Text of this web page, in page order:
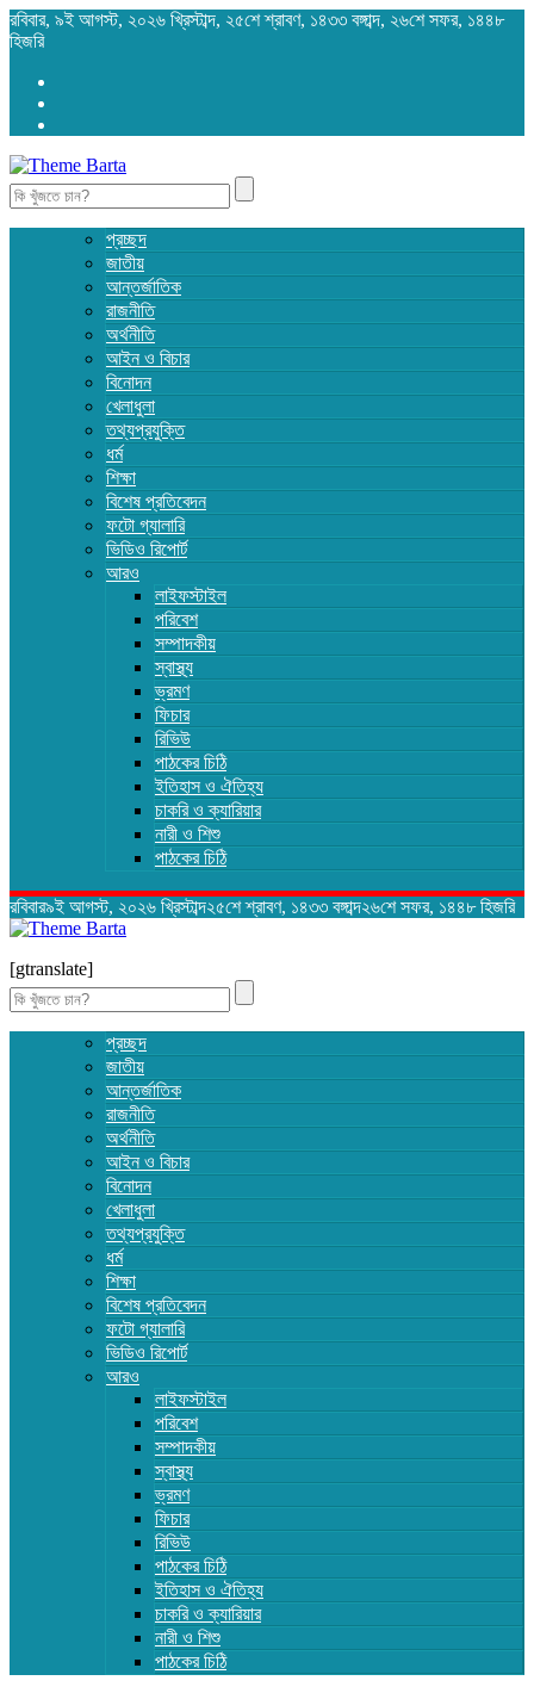
রবিবার, ৯ই আগস্ট, ২০২৬ খ্রিস্টাব্দ, ২৫শে শ্রাবণ, ১৪৩৩ বঙ্গাব্দ, ২৬শে সফর, ১৪৪৮
হিজরি
Search
for:
প্রচ্ছদ
জাতীয়
আন্তর্জাতিক
রাজনীতি
অর্থনীতি
আইন ও বিচার
বিনোদন
খেলাধুলা
তথ্যপ্রযুক্তি
ধর্ম
শিক্ষা
বিশেষ প্রতিবেদন
ফটো গ্যালারি
ভিডিও রিপোর্ট
আরও
লাইফস্টাইল
পরিবেশ
সম্পাদকীয়
স্বাস্থ্য
ভ্রমণ
ফিচার
রিভিউ
পাঠকের চিঠি
ইতিহাস ও ঐতিহ্য
চাকরি ও ক্যারিয়ার
নারী ও শিশু
পাঠকের চিঠি
রবিবার৯ই আগস্ট, ২০২৬ খ্রিস্টাব্দ২৫শে শ্রাবণ, ১৪৩৩ বঙ্গাব্দ২৬শে সফর, ১৪৪৮ হিজরি
[gtranslate]
Search
for:
প্রচ্ছদ
জাতীয়
আন্তর্জাতিক
রাজনীতি
অর্থনীতি
আইন ও বিচার
বিনোদন
খেলাধুলা
তথ্যপ্রযুক্তি
ধর্ম
শিক্ষা
বিশেষ প্রতিবেদন
ফটো গ্যালারি
ভিডিও রিপোর্ট
আরও
লাইফস্টাইল
পরিবেশ
সম্পাদকীয়
স্বাস্থ্য
ভ্রমণ
ফিচার
রিভিউ
পাঠকের চিঠি
ইতিহাস ও ঐতিহ্য
চাকরি ও ক্যারিয়ার
নারী ও শিশু
পাঠকের চিঠি